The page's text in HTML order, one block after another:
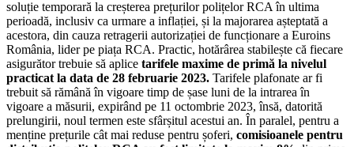
soluție temporară la creșterea prețurilor polițelor RCA în ultima
perioadă, inclusiv ca urmare a inflației, și la majorarea așteptată a
acestora, din cauza retragerii autorizației de funcționare a Euroins
România, lider pe piața RCA. Practic, hotărârea stabilește că fiecare
asigurător trebuie să aplice tarifele maxime de primă la nivelul
practicat la data de 28 februarie 2023. Tarifele plafonate ar fi
trebuit să rămână în vigoare timp de șase luni de la intrarea în
vigoare a măsurii, expirând pe 11 octombrie 2023, însă, datorită
prelungirii, noul termen este sfârșitul acestui an. În paralel, pentru a
menține prețurile cât mai reduse pentru șoferi, comisioanele pentru